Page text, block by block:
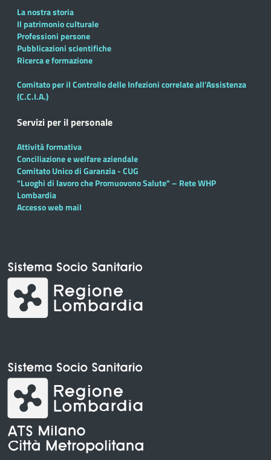
La nostra storia
Il patrimonio culturale
Professioni persone
Pubblicazioni scientifiche
Ricerca e formazione
Comitato per il Controllo delle Infezioni correlate all’Assistenza
(C.C.I.A.)
Servizi per il personale
Attività formativa
Conciliazione e welfare aziendale
Comitato Unico di Garanzia - CUG
"Luoghi di lavoro che Promuovono Salute" – Rete WHP
Lombardia
Accesso web mail